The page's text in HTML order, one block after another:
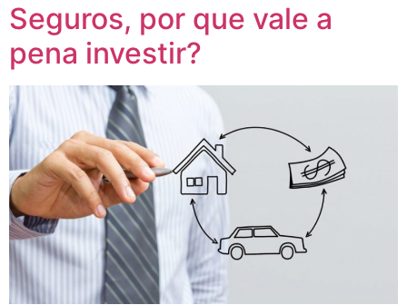
Seguros, por que vale a
pena investir?